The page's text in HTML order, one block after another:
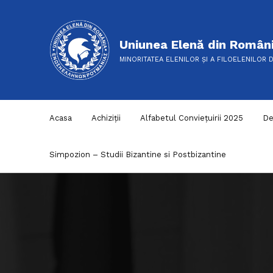
Uniunea Elenă din
MINORITATEA ELENILOR ȘI A FILOELENILOR
Acasa Achiziții Alfabetul Conviețuirii 2025
Simpozion – Studii Bizantine si Postbizantine